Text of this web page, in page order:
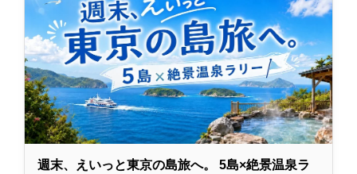
週末、えいっと東京の島旅へ。 5島×絶景温泉ラ